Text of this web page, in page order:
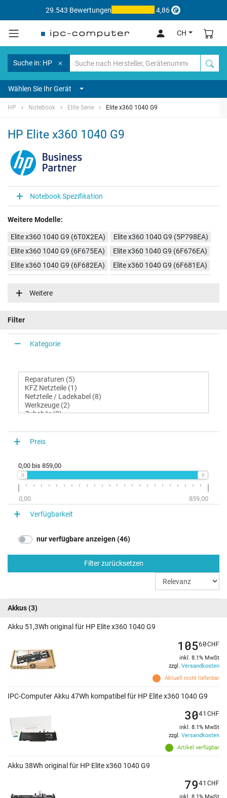
29.543 Bewertungen 4,86
CH
Suche in: HP
Wählen Sie Ihr Gerät
HP Notebook Elite Serie Elite x360 1040 G9
HP Elite x360 1040 G9
Notebook Spezifikation
Weitere Modelle:
Elite x360 1040 G9 (6T0X2EA)
Elite x360 1040 G9 (5P798EA)
Elite x360 1040 G9 (6F675EA)
Elite x360 1040 G9 (6F676EA)
Elite x360 1040 G9 (6F682EA)
Elite x360 1040 G9 (6F681EA)
Elite x360 1040 G9 (4C056AV)
Weitere
Filter
Kategorie
Preis
0,00 bis 859,00
0,00 859,00
Verfügbarkeit
nur verfügbare anzeigen (46)
Filter zurücksetzen
Akkus(3)
Akku 51,3Wh original für HP Elite x360 1040 G9
Aktuell nicht lieferbar
10560CHF
inkl. 8.1% MwSt
zzgl. Versandkosten
IPC-Computer Akku 47Wh kompatibel für HP Elite x360 1040 G9
Artikel verfügbar
3041 CHF
inkl. 8.1% MwSt
zzgl. Versandkosten
Akku 38Wh original für HP Elite x360 1040 G9
7941 CHF